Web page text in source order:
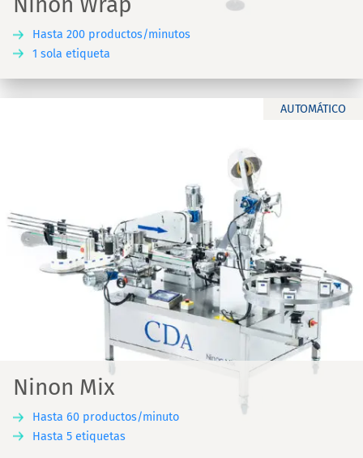
Hasta 200 productos/minutos
1 sola etiqueta
AUTOMÁTICO
Ninon Mix
Hasta 60 productos/minuto
Hasta 5 etiquetas